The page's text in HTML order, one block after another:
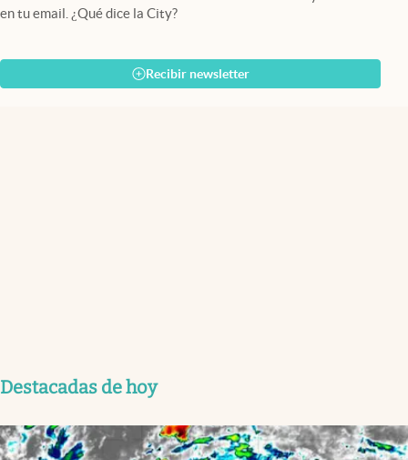
en tu email. ¿Qué dice la City?
Recibir newsletter
Destacadas de hoy